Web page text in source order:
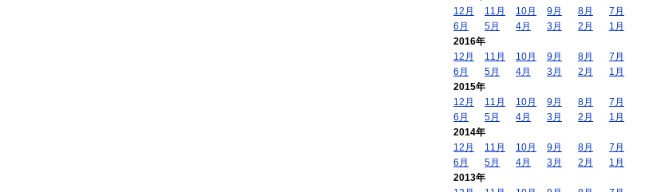
12月
11月 10月 9月 8月
7月
6月
5月 4月 3月 2月
1月
2016年
12月
11月 10月 9月 8月
7月
6月
5月 4月 3月 2月
1月
2015年
12月
11月 10月 9月 8月
7月
6月
5月 4月 3月 2月
1月
2014年
12月
11月 10月 9月 8月
7月
6月
5月 4月 3月 2月
1月
2013年